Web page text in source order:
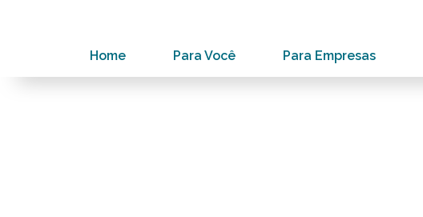
Home Para Você Para Empresas